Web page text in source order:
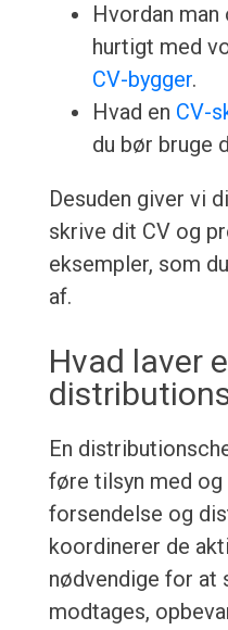
Hvordan
hurtigt med
CV-bygger.
Hvad en CV-
du bør bruge
Desuden giver vi
skrive dit CV og
eksempler, som
af.
Hvad laver
En
føre tilsyn med og
forsendelse og
koordinerer de
nødvendige for at
modtages,